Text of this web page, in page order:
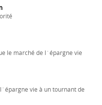
le marché de l´épargne vie
vie à un tournant de